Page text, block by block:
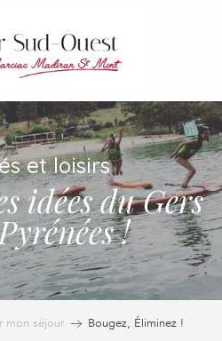
et loisirs
idées du Gers
!
mon séjour Bougez, Éliminez !